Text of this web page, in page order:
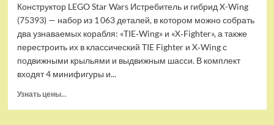
Конструктор LEGO Star Wars Истребитель и гибрид X-Wing
(75393) — набор из 1 063 деталей, в котором можно собрать
два узнаваемых корабля: «TIE‑Wing» и «X‑Fighter», а также
перестроить их в классический TIE Fighter и X‑Wing с
подвижными крыльями и выдвижным шасси. В комплект
входят 4 минифигуры и...
Узнать цены...